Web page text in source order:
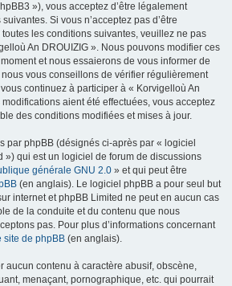
»), vous acceptez d’être légalement
Si vous n’acceptez pas d’être
les conditions suivantes, veuillez ne pas
An DROUIZIG ». Nous pouvons modifier ces
et nous essaierons de vous informer de
vous conseillons de vérifier régulièrement
continuez à participer à « Korvigelloù An
aient été effectuées, vous acceptez
des conditions modifiées et mises à jour.
par phpBB (désignés ci-après par « logiciel
») qui est un logiciel de forum de discussions
générale GNU 2.0 » et qui peut être
(en anglais). Le logiciel phpBB a pour seul but
internet et phpBB Limited ne peut en aucun cas
de la conduite et du contenu que nous
pas. Pour plus d’informations concernant
site de phpBB (en anglais).
aucun contenu à caractère abusif, obscène,
menaçant, pornographique, etc. qui pourrait